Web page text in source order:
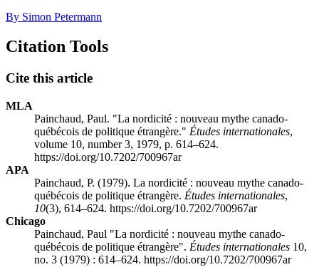
By Simon Petermann
Citation Tools
Cite this article
MLA
Painchaud, Paul. "La nordicité : nouveau mythe canado-
québécois de politique étrangère." Études internationales,
volume 10, number 3, 1979, p. 614–624.
https://doi.org/10.7202/700967ar
APA
Painchaud, P. (1979). La nordicité : nouveau mythe canado-
québécois de politique étrangère. Études internationales,
10(3), 614–624. https://doi.org/10.7202/700967ar
Chicago
Painchaud, Paul "La nordicité : nouveau mythe canado-
québécois de politique étrangère". Études internationales 10,
no. 3 (1979) : 614–624. https://doi.org/10.7202/700967ar